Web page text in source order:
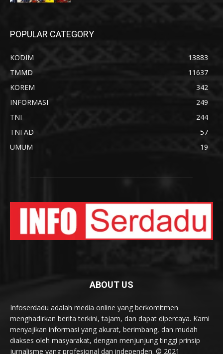
POPULAR CATEGORY
KODIM
13883
TMMD
11637
KOREM
342
INFORMASI
249
TNI
244
TNI AD
57
UMUM
19
ABOUT US
Infoserdadu adalah media online yang berkomitmen
menghadirkan berita terkini, tajam, dan dapat dipercaya. Kami
menyajikan informasi yang akurat, berimbang, dan mudah
diakses oleh masyarakat, dengan menjunjung tinggi prinsip
jurnalisme yang profesional dan independen. © 2021